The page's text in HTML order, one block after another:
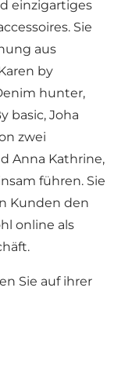
einzigartiges
Sie
aus
by
hunter,
basic, Joha
zwei
Anna Kathrine,
führen. Sie
Kunden den
online als
Sie auf ihrer